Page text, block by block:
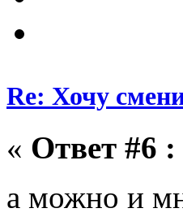
Re: Хочу
« Ответ #6 :
а можно и